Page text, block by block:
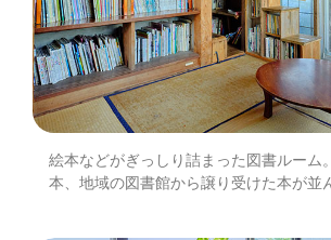
絵本などがぎっしり詰まった図書ルーム
本、地域の図書館から譲り受けた本が並